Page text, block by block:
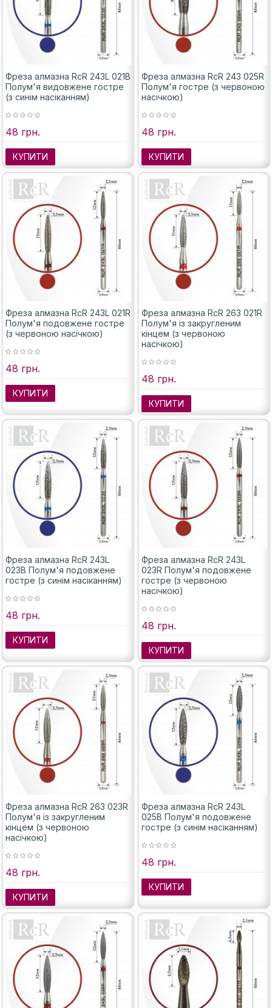
Фреза алмазна RcR 243L 021B
Полум'я видовжене гостре
(з синім насіканням)
48 грн.
КУПИТИ
Фреза алмазна RcR 243 025R
Полум'я гостре (з червоною
насічкою)
48 грн.
КУПИТИ
Фреза алмазна RcR 243L 021R
Полум'я подовжене гостре
(з червоною насічкою)
48 грн.
КУПИТИ
Фреза алмазна RcR 263 021R
Полум'я із закругленим
кінцем (з червоною
насічкою)
48 грн.
КУПИТИ
Фреза алмазна RcR 243L
023B Полум'я подовжене
гостре (з синім насіканням)
48 грн.
КУПИТИ
Фреза алмазна RcR 243L
023R Полум'я подовжене
гостре (з червоною
насічкою)
48 грн.
КУПИТИ
Фреза алмазна RcR 263 023R
Полум'я із закругленим
кінцем (з червоною
насічкою)
48 грн.
КУПИТИ
Фреза алмазна RcR 243L
025B Полум'я подовжене
гостре (з синім насіканням)
48 грн.
КУПИТИ